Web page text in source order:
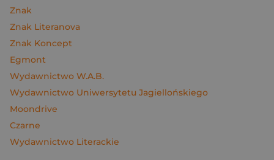
Znak
Znak Literanova
Znak Koncept
Egmont
Wydawnictwo W.A.B.
Wydawnictwo Uniwersytetu Jagiellońskiego
Moondrive
Czarne
Wydawnictwo Literackie